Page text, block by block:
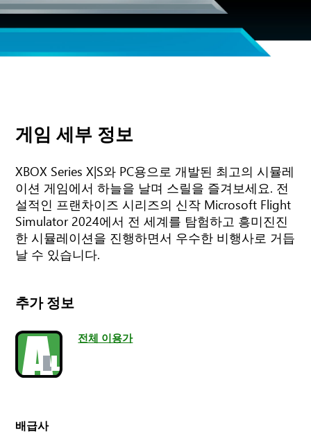
게임 세부 정보
XBOX Series X|S와 PC용으로 개발된 최고의 시뮬레
이션 게임에서 하늘을 날며 스릴을 즐겨보세요. 전
설적인 프랜차이즈 시리즈의 신작 Microsoft Flight
Simulator 2024에서 전 세계를 탐험하고 흥미진진
한 시뮬레이션을 진행하면서 우수한 비행사로 거듭
날 수 있습니다.
추가 정보
전체 이용가
배급사